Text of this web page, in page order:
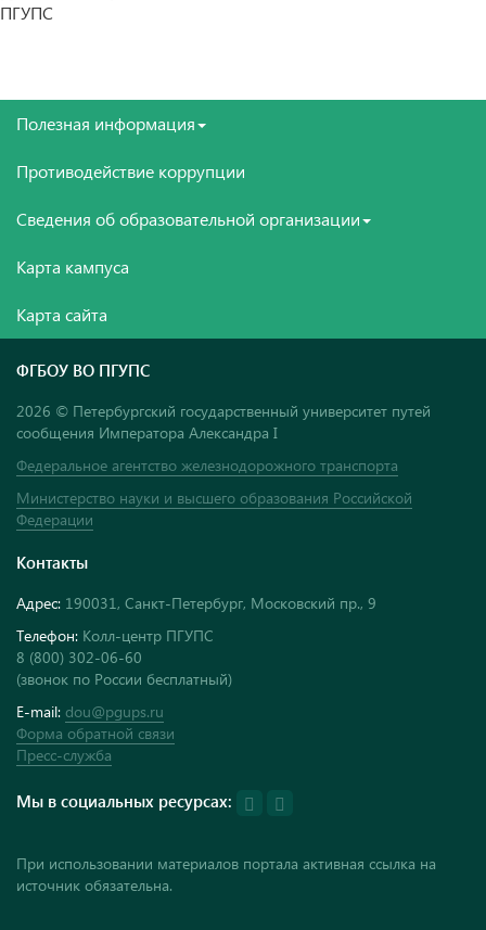
ПГУПС
Полезная информация
Противодействие коррупции
Сведения об образовательной организации
Карта кампуса
Карта сайта
ФГБОУ ВО ПГУПС
2026 © Петербургский государственный университет путей
сообщения Императора Александра I
Федеральное агентство железнодорожного транспорта
Министерство науки и высшего образования Российской
Федерации
Контакты
Адрес: 190031, Санкт-Петербург, Московский пр., 9
Телефон: Колл-центр ПГУПС
8 (800) 302-06-60
(звонок по России бесплатный)
E-mail: dou@pgups.ru
Форма обратной связи
Пресс-служба
Мы в социальных ресурсах:
При использовании материалов портала активная ссылка на
источник обязательна.